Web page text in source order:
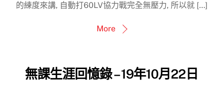
的練度來講, 自動打60LV協力戰完全無壓力, 所以就 […]
More
無課生涯回憶錄 – 19年10月22日